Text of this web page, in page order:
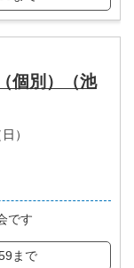
個別）（池
）
です
まで